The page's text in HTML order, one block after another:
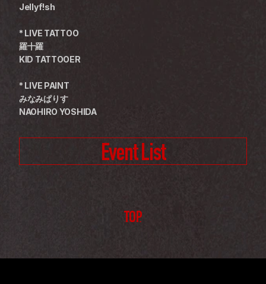
Jellyf!sh
* LIVE TATTOO
羅十羅
KID TATTOOER
* LIVE PAINT
みなみぱりす
NAOHIRO YOSHIDA
Event List
TOP